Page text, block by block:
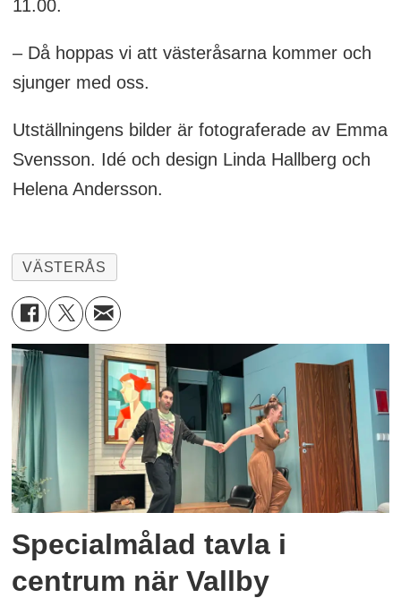
11.00.
– Då hoppas vi att västeråsarna kommer och
sjunger med oss.
Utställningens bilder är fotograferade av Emma
Svensson. Idé och design Linda Hallberg och
Helena Andersson.
VÄSTERÅS
Specialmålad tavla i
centrum när Vallby